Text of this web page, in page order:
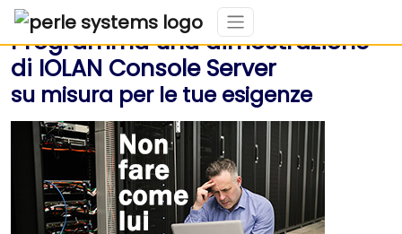
Programma una dimostrazione
di IOLAN Console Server
su misura per le tue esigenze